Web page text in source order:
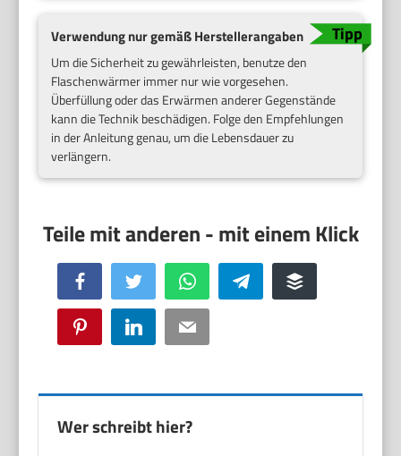
Verwendung nur gemäß Herstellerangaben
Um die Sicherheit zu gewährleisten, benutze den
Flaschenwärmer immer nur wie vorgesehen.
Überfüllung oder das Erwärmen anderer Gegenstände
kann die Technik beschädigen. Folge den Empfehlungen
in der Anleitung genau, um die Lebensdauer zu
verlängern.
Facebook Twitter WhatsApp Telegram Buffer
Pinterest LinkedIn Email
Wer schreibt hier?